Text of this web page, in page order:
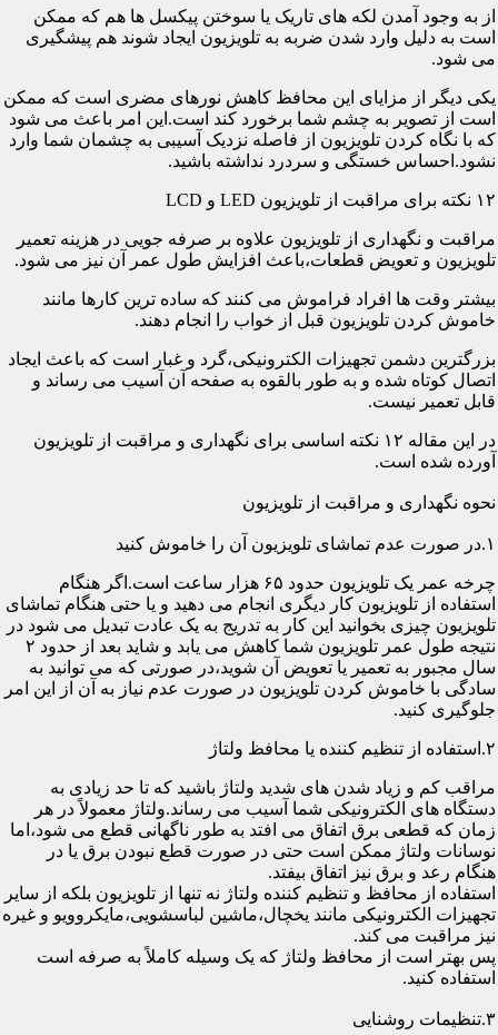
از به وجود آمدن لکه های تاریک یا سوختن پیکسل ها هم که ممکن
است به دلیل وارد شدن ضربه به تلویزیون ایجاد شوند هم پیشگیری
می شود.
یکی دیگر از مزایای این محافظ کاهش نورهای مضری است که ممکن
است از تصویر به چشم شما برخورد کند است.این امر باعث می شود
که با نگاه کردن تلویزیون از فاصله نزدیک آسیبی به چشمان شما وارد
نشود.احساس خستگی و سردرد نداشته باشید.
۱۲ نکته برای مراقبت از تلویزیون LED و LCD
مراقبت و نگهداری از تلویزیون علاوه بر صرفه جویی در هزینه تعمیر
تلویزیون و تعویض قطعات،باعث افزایش طول عمر آن نیز می شود.
بیشتر وقت ها افراد فراموش می کنند که ساده ترین کارها مانند
خاموش کردن تلویزیون قبل از خواب را انجام دهند.
بزرگترین دشمن تجهیزات الکترونیکی،گرد و غبار است که باعث ایجاد
اتصال کوتاه شده و به طور بالقوه به صفحه آن آسیب می رساند و
قابل تعمیر نیست.
در این مقاله ۱۲ نکته اساسی برای نگهداری و مراقبت از تلویزیون
آورده شده است.
نحوه نگهداری و مراقبت از تلویزیون
۱.در صورت عدم تماشای تلویزیون آن را خاموش کنید
چرخه عمر یک تلویزیون حدود ۶۵ هزار ساعت است.اگر هنگام
استفاده از تلویزیون کار دیگری انجام می دهید و یا حتی هنگام تماشای
تلویزیون چیزی بخوانید این کار به تدریج به یک عادت تبدیل می شود در
نتیجه طول عمر تلویزیون شما کاهش می یابد و شاید بعد از حدود ۲
سال مجبور به تعمیر یا تعویض آن شوید،در صورتی که می توانید به
سادگی با خاموش کردن تلویزیون در صورت عدم نیاز به آن از این امر
جلوگیری کنید.
۲.استفاده از تنظیم کننده یا محافظ ولتاژ
مراقب کم و زیاد شدن های شدید ولتاژ باشید که تا حد زیادی به
دستگاه های الکترونیکی شما آسیب می رساند.ولتاژ معمولاً در هر
زمان که قطعی برق اتفاق می افتد به طور ناگهانی قطع می شود،اما
نوسانات ولتاژ ممکن است حتی در صورت قطع نبودن برق یا در
هنگام رعد و برق نیز اتفاق بیفتد.
استفاده از محافظ و تنظیم کننده ولتاژ نه تنها از تلویزیون بلکه از سایر
تجهیزات الکترونیکی مانند یخچال،ماشین لباسشویی،مایکروویو و غیره
نیز مراقبت می کند.
پس بهتر است از محافظ ولتاژ که یک وسیله کاملاً به صرفه است
استفاده کنید.
۳.تنظیمات روشنایی